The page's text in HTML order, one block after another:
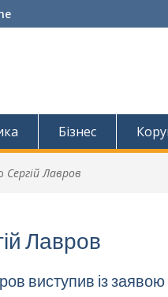
Бізнес
Сергій Лавров
Лавров
виступив із